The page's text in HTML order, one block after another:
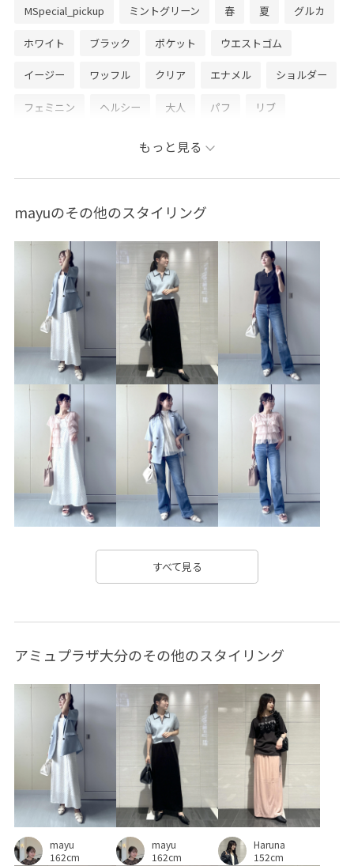
MSpecial_pickup ミントグリーン 春 夏 グルカ
ホワイト ブラック ポケット ウエストゴム
イージー ワッフル クリア エナメル ショルダー
フェミニン ヘルシー 大人 パフ リブ
前開き
旅行コーデ アウトドアコーデ
大人カジュアル スカートスタイル 体型カバー
カジュアルコーデ ヘルシーコーデ フェミニンコーデ
シンプルコーデ きれいめコーデ ナチュラル
ブルべ夏 トップス スカート バッグ
トートバッグ ヘアアクセサリー
バレッタ/ヘアクリップ BVA16010 BVC36030
BVK36070 BVZ16060
VIS_2026SS_POLO VIS_2026SS_POLO2
vis_okazakisae_may VIS_smallsize VIS_TIMESALE
Wshoes_pickup きれいに見える
こなれ感 さらっとした表面
やや長め オフィス オフィスカジュアル
オールシーズン カジュアル クッション
コントラスト シフォン シャープ シンプル
スタイルアップ スッキリ ストレスフリー
ストレッチ素材 スラックス スリット デイリー使い
デニムとの相性抜群 デニムパンツ ニット
ニットカーディガン ネイル ハンドタオル
バランスが良い パンツ ピスタチオ フロントボタン
もっと見る
mayuのその他のスタイリング
すべて見る
アミュプラザ大分のその他のスタイリング
mayu
162cm
mayu
162cm
Haruna
152cm